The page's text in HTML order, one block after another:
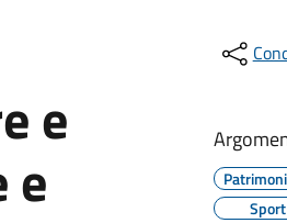
e
e
Sport